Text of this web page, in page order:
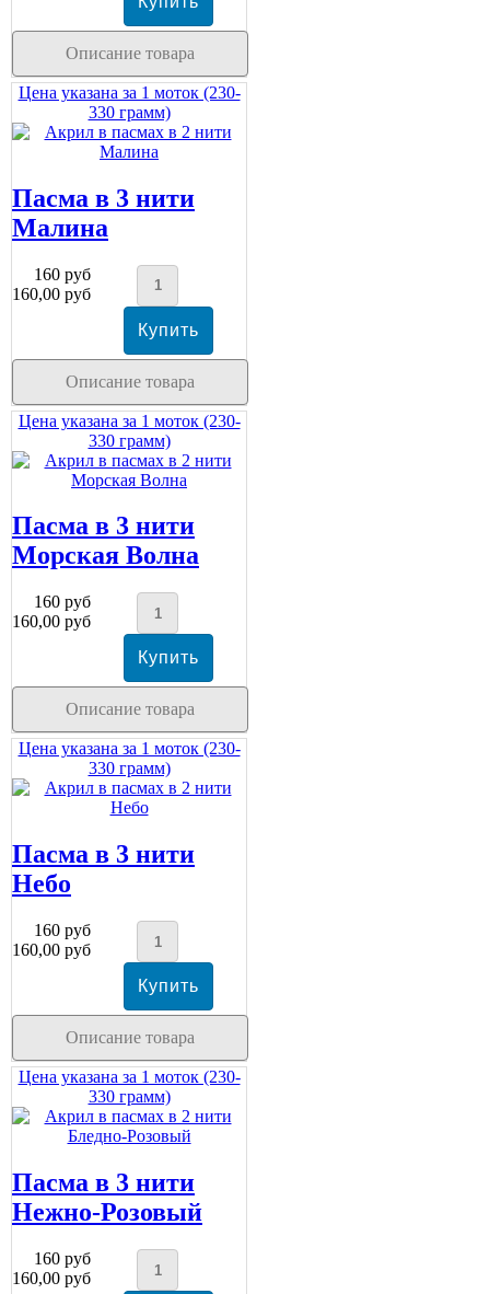
Описание товара
Цена указана за 1 моток (230-
330 грамм)
Пасма в 3 нити
Малина
160 руб
160,00 руб
Описание товара
Цена указана за 1 моток (230-
330 грамм)
Пасма в 3 нити
Морская Волна
160 руб
160,00 руб
Описание товара
Цена указана за 1 моток (230-
330 грамм)
Пасма в 3 нити
Небо
160 руб
160,00 руб
Описание товара
Цена указана за 1 моток (230-
330 грамм)
Пасма в 3 нити
Нежно-Розовый
160 руб
160,00 руб